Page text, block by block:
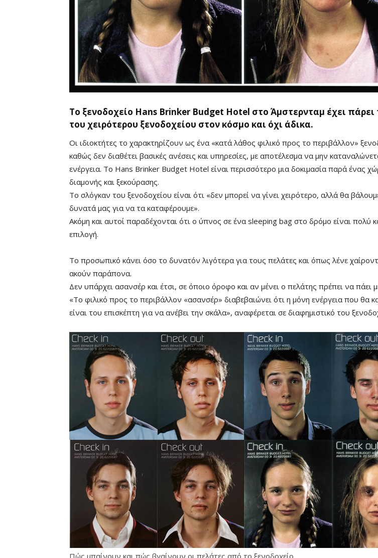
Το ξενοδοχείο Hans Brinker Budget Hotel στο Άμστερνταμ έχει πάρει
του χειρότερου ξενοδοχείου στον κόσμο και όχι άδικα.
Οι ιδιοκτήτες το χαρακτηρίζουν ως ένα «κατά λάθος φιλικό προς το περιβάλλον»
καθώς δεν διαθέτει βασικές ανέσεις και υπηρεσίες, με αποτέλεσμα να μην
ενέργεια. Το Hans Brinker Budget Hotel είναι περισσότερο μια δοκιμασία παρά ένας
διαμονής και ξεκούρασης.
Το σλόγκαν του ξενοδοχείου είναι ότι «δεν μπορεί να γίνει χειρότερο, αλλά θα
δυνατά μας για να τα καταφέρουμε».
Ακόμη και αυτοί παραδέχονται ότι ο ύπνος σε ένα sleeping bag στο δρόμο είναι πολύ
επιλογή.
Remaining
Mute
Το προσωπικό κάνει όσο το δυνατόν λιγότερα για τους πελάτες και όπως λένε
ακούν παράπονα.
Δεν υπάρχει ασανσέρ και έτσι, σε όποιο όροφο και αν μένει ο πελάτης πρέπει να πάει
«Το φιλικό προς το περιβάλλον «ασανσέρ» διαβεβαιώνει ότι η μόνη ενέργεια που θα
είναι του επισκέπτη για να ανέβει την σκάλα», αναφέρεται σε διαφημιστικό του
Πώς μπαίνουν και πώς βγαίνουν οι πελάτες από το ξενοδοχείο